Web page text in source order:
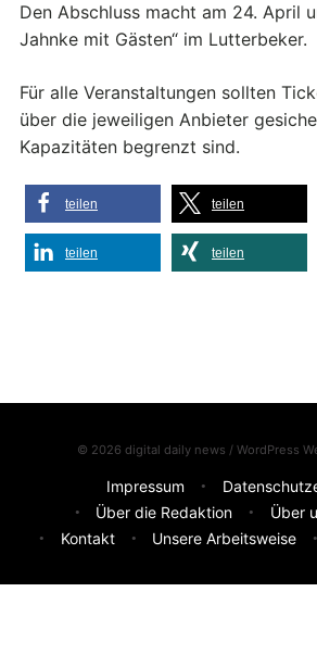
Den Abschluss macht am 24. April
Jahnke mit Gästen“ im Lutterbeker.
Für alle Veranstaltungen sollten
über die jeweiligen Anbieter
Kapazitäten begrenzt sind.
teilen teilen
teilen teilen
© 2026 digital daily news / WordPress
Impressum
Über die Redaktion
Über
Kontakt
Unsere Arbeitsweise